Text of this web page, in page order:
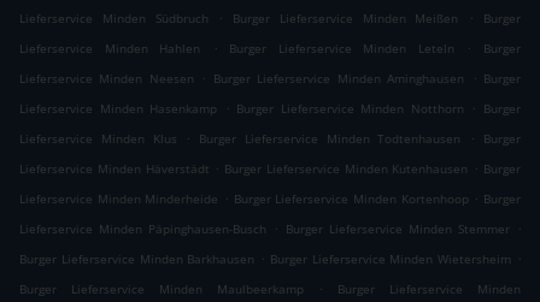
Lieferservice Minden Südbruch
. Burger Lieferservice Minden Meißen .
Burger
Lieferservice Minden Hahlen
. Burger Lieferservice Minden Leteln .
Burger
Lieferservice Minden Neesen
. Burger Lieferservice Minden Aminghausen . Burger
Lieferservice Minden Hasenkamp
. Burger Lieferservice Minden Notthorn . Burger
Lieferservice Minden Klus
. Burger Lieferservice Minden Todtenhausen .
Burger
Lieferservice Minden Häverstädt . Burger Lieferservice Minden Kutenhausen . Burger
Lieferservice Minden Minderheide . Burger Lieferservice Minden Kortenhoop . Burger
Lieferservice Minden Päpinghausen-Busch
. Burger Lieferservice Minden Stemmer .
Burger Lieferservice Minden Barkhausen . Burger Lieferservice Minden Wietersheim .
Burger Lieferservice Minden Maulbeerkamp
.
Burger Lieferservice Minden